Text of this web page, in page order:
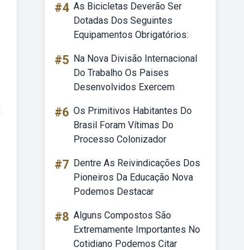
#4 As Bicicletas Deverão Ser
Dotadas Dos Seguintes
Equipamentos Obrigatórios:
#5 Na Nova Divisão Internacional
Do Trabalho Os Paises
Desenvolvidos Exercem
#6 Os Primitivos Habitantes Do
Brasil Foram Vítimas Do
Processo Colonizador
#7 Dentre As Reivindicações Dos
Pioneiros Da Educação Nova
Podemos Destacar
#8 Alguns Compostos São
Extremamente Importantes No
Cotidiano Podemos Citar